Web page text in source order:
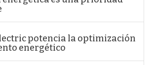
potencia la optimización
energético